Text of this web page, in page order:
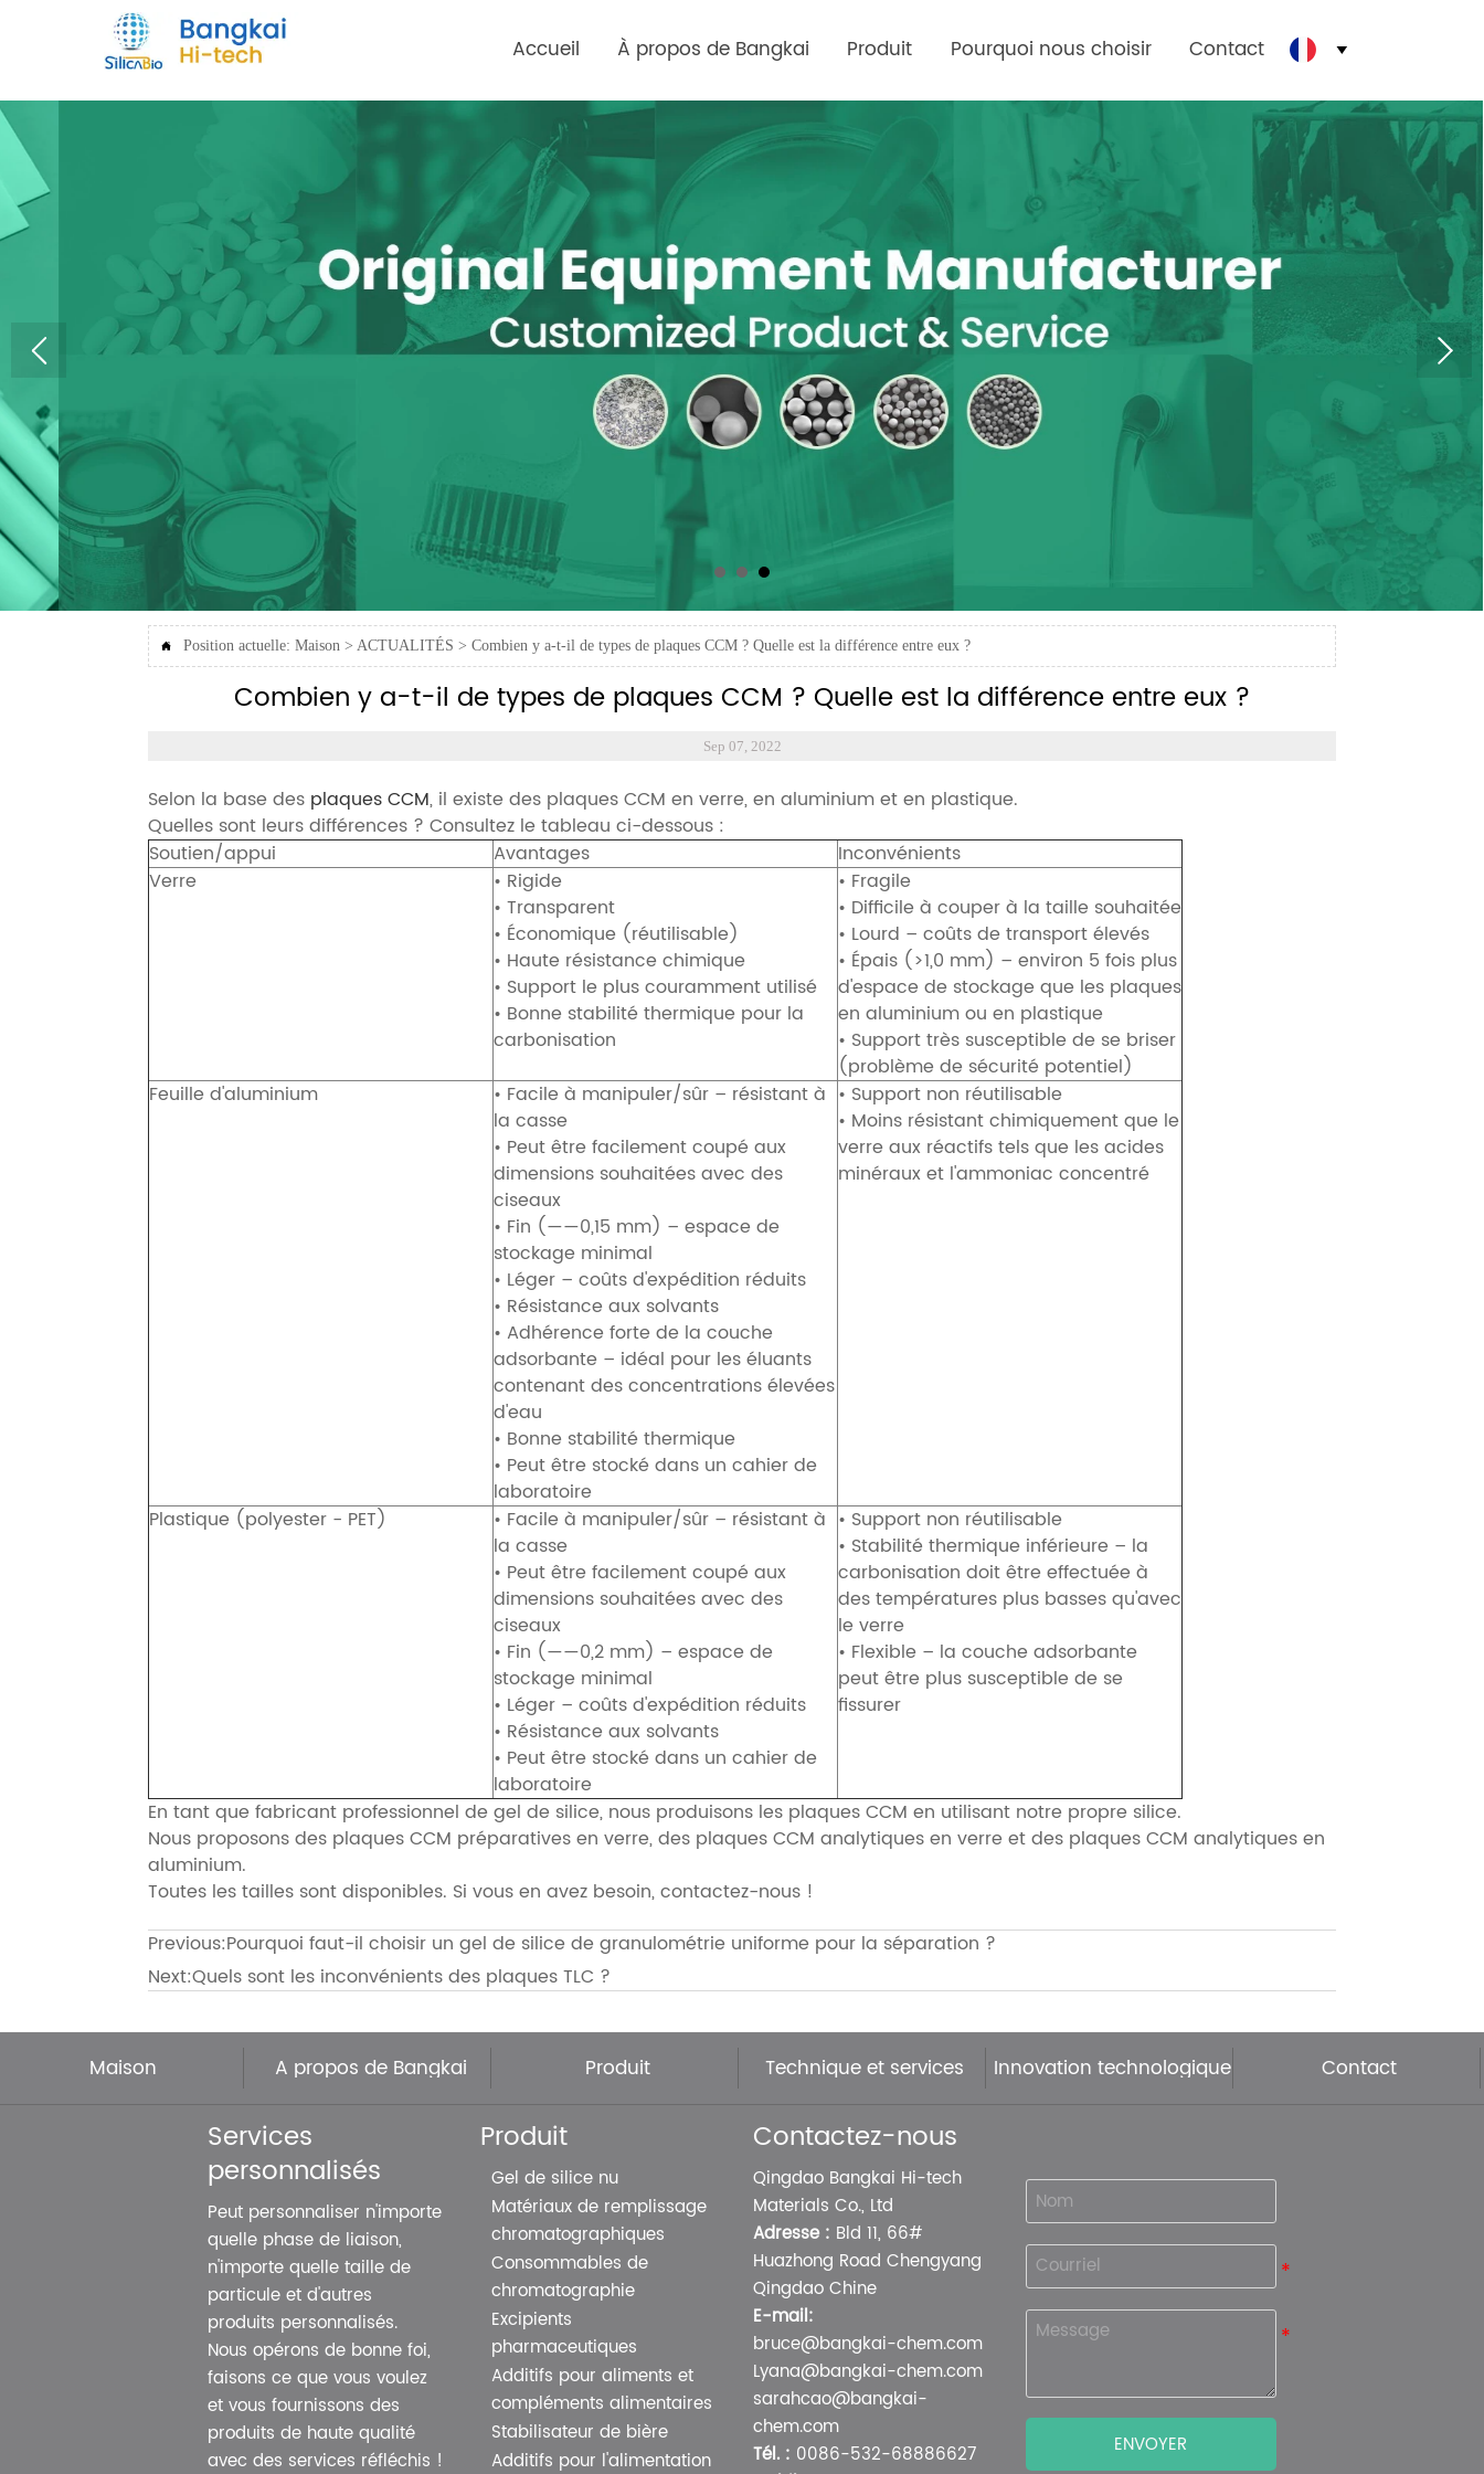
Accueil À propos de Bangkai Produit Pourquoi nous choisir Contact 
 Position actuelle:Maison >ACTUALITÉS >Combien y a-t-il de types de plaques CCM ? Quelle est la différence entre eux ?
Combien y a-t-il de types de plaques CCM ? Quelle est la différence entre eux ?
Sep 07, 2022
Selon la base des plaques CCM, il existe des plaques CCM en verre, en aluminium et en plastique.
Quelles sont leurs différences ? Consultez le tableau ci-dessous :
Soutien/appui
Avantages
Inconvénients
Verre
• Rigide
• Transparent
• Économique (réutilisable)
• Haute résistance chimique
• Support le plus couramment utilisé
• Bonne stabilité thermique pour la
carbonisation
• Fragile
• Difficile à couper à la taille souhaitée
• Lourd – coûts de transport élevés
• Épais (>1,0 mm) – environ 5 fois plus
d'espace de stockage que les plaques
en aluminium ou en plastique
• Support très susceptible de se briser
(problème de sécurité potentiel)
Feuille d'aluminium
• Facile à manipuler/sûr – résistant à
la casse
• Peut être facilement coupé aux
dimensions souhaitées avec des
ciseaux
• Fin (——0,15 mm) – espace de
stockage minimal
• Léger – coûts d'expédition réduits
• Résistance aux solvants
• Adhérence forte de la couche
adsorbante – idéal pour les éluants
contenant des concentrations élevées
d'eau
• Bonne stabilité thermique
• Peut être stocké dans un cahier de
laboratoire
• Support non réutilisable
• Moins résistant chimiquement que le
verre aux réactifs tels que les acides
minéraux et l'ammoniac concentré
Plastique (polyester - PET)
• Facile à manipuler/sûr – résistant à
la casse
• Peut être facilement coupé aux
dimensions souhaitées avec des
ciseaux
• Fin (——0,2 mm) – espace de
stockage minimal
• Léger – coûts d'expédition réduits
• Résistance aux solvants
• Peut être stocké dans un cahier de
laboratoire
• Support non réutilisable
• Stabilité thermique inférieure – la
carbonisation doit être effectuée à
des températures plus basses qu'avec
le verre
• Flexible – la couche adsorbante
peut être plus susceptible de se
fissurer
En tant que fabricant professionnel de gel de silice, nous produisons les plaques CCM en utilisant notre propre silice.
Nous proposons des plaques CCM préparatives en verre, des plaques CCM analytiques en verre et des plaques CCM analytiques en
aluminium.
Toutes les tailles sont disponibles. Si vous en avez besoin, contactez-nous !
Previous:Pourquoi faut-il choisir un gel de silice de granulométrie uniforme pour la séparation ?
Next:Quels sont les inconvénients des plaques TLC ?
Maison À propos de Bangkai Produit Technique et services Innovation technologique Contact
Services
personnalisés
Peut personnaliser n'importe
quelle phase de liaison,
n'importe quelle taille de
particule et d'autres
produits personnalisés.
Nous opérons de bonne foi,
faisons ce que vous voulez
et vous fournissons des
produits de haute qualité
avec des services réfléchis !
Produit
Gel de silice nu
Matériaux de remplissage
chromatographiques
Consommables de
chromatographie
Excipients
pharmaceutiques
Additifs pour aliments et
compléments alimentaires
Stabilisateur de bière
Additifs pour l'alimentation
Contactez-nous
Qingdao Bangkai Hi-tech
Materials Co., Ltd
Adresse : Bld 11, 66#
Huazhong Road Chengyang
Qingdao Chine
E-mail:
bruce@bangkai-chem.com
Lyana@bangkai-chem.com
sarahcao@bangkai-
chem.com
Tél. : 0086-532-68886627
ENVOYER